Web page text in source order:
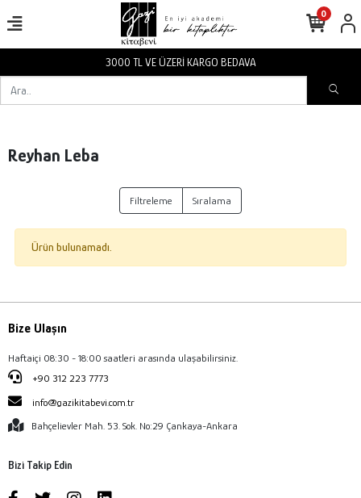
3000 TL VE ÜZERİ KARGO BEDAVA
0
Reyhan Leba
Filtreleme Sıralama
Ürün bulunamadı.
Bize Ulaşın
Haftaiçi 08:30 - 18:00 saatleri arasında ulaşabilirsiniz.
+90 312 223 7773
info@gazikitabevi.com.tr
Bahçelievler Mah. 53. Sok. No:29 Çankaya-Ankara
Bizi Takip Edin